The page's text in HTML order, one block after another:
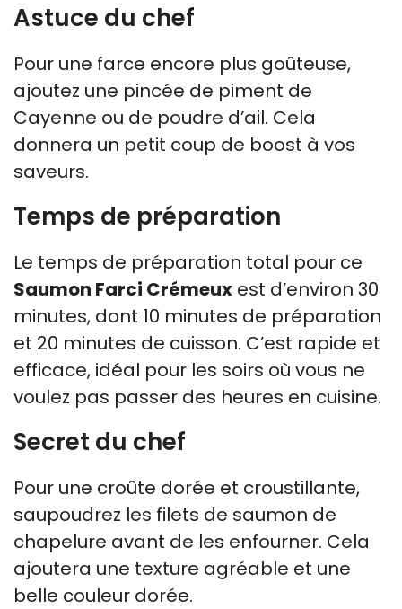
Astuce du chef
Pour une farce encore plus goûteuse,
ajoutez une pincée de piment de
Cayenne ou de poudre d’ail. Cela
donnera un petit coup de boost à vos
saveurs.
Temps de préparation
Le temps de préparation total pour ce
Saumon Farci Crémeux est d’environ 30
minutes, dont 10 minutes de préparation
et 20 minutes de cuisson. C’est rapide et
efficace, idéal pour les soirs où vous ne
voulez pas passer des heures en cuisine.
Secret du chef
Pour une croûte dorée et croustillante,
saupoudrez les filets de saumon de
chapelure avant de les enfourner. Cela
ajoutera une texture agréable et une
belle couleur dorée.